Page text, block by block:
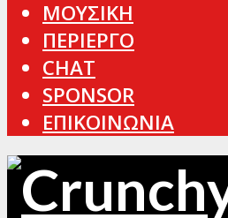
ΜΟΥΣΙΚΗ
ΠΕΡΙΕΡΓΟ
CHAT
SPONSOR
ΕΠΙΚΟΙΝΩΝΙΑ